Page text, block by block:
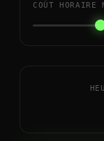
COÛT HORAIRE